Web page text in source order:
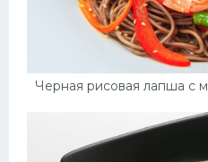
Черная рисовая лапша с